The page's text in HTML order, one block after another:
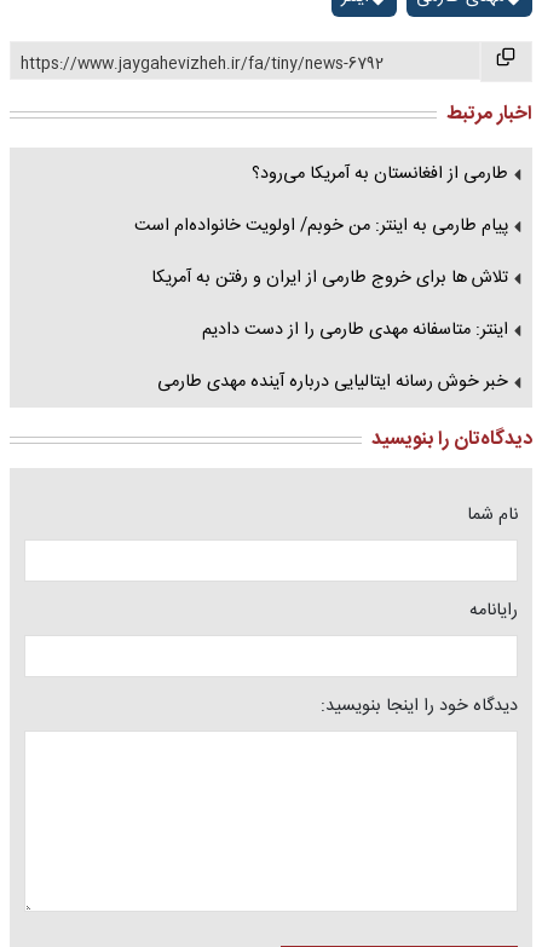
https://www.jaygahevizheh.ir/fa/tiny/news-6792
اخبار مرتبط
طارمی از افغانستان به آمریکا می‌رود؟
پیام طارمی به اینتر: من خوبم/ اولویت خانواده‌ام است
تلاش ها برای خروج طارمی از ایران و رفتن به آمریکا
اینتر: متاسفانه مهدی طارمی را از دست دادیم
خبر خوش رسانه ایتالیایی درباره آینده مهدی طارمی
دیدگاه‌تان را بنویسید
نام شما
رایانامه
دیدگاه خود را اینجا بنویسید: